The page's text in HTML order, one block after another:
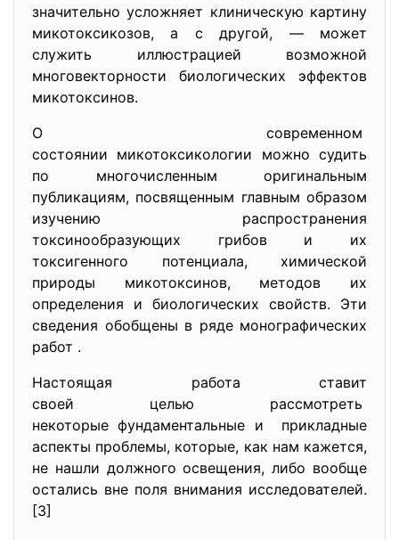
значительно усложняет клиническую картину
микотоксикозов, а с другой, — может
служить иллюстрацией возможной
многовекторности биологических эффектов
микотоксинов.
О современном
состоянии микотоксикологии можно судить
по многочисленным оригинальным
публикациям, посвященным главным образом
изучению распространения
токсинообразующих грибов и их
токсигенного потенциала, химической
природы микотоксинов, методов их
определения и биологических свойств. Эти
сведения обобщены в ряде монографических
работ .
Настоящая работа ставит
своей целью рассмотреть
некоторые фундаментальные и прикладные
аспекты проблемы, которые, как нам кажется,
не нашли должного освещения, либо вообще
остались вне поля внимания исследователей.
[3]